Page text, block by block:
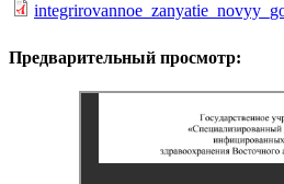
Предварительный просмотр: